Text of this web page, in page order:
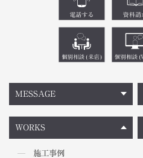
MESSAGE
WORKS
施工事例